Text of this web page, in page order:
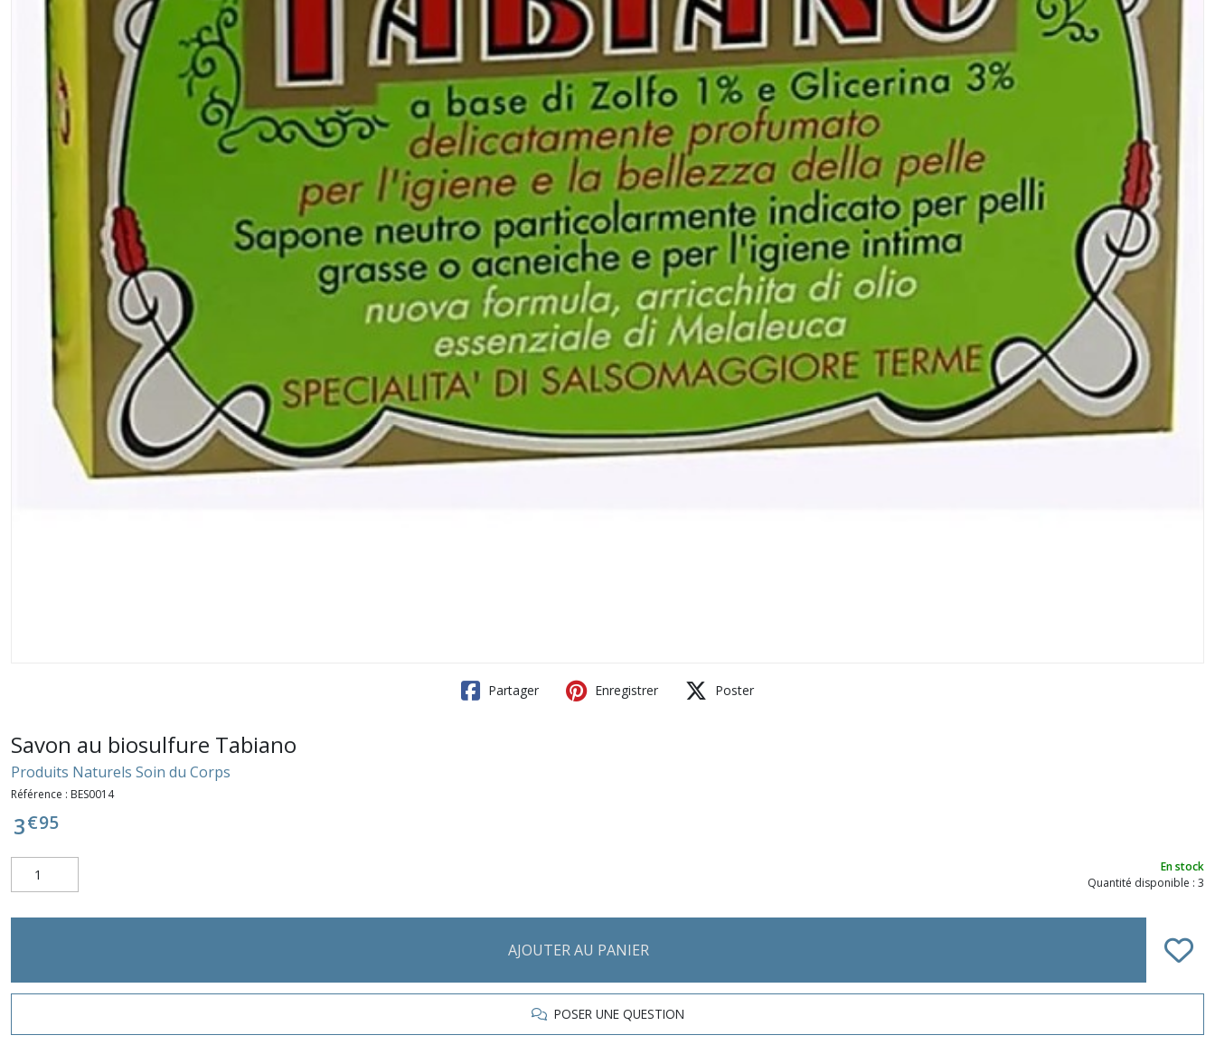
Partager Enregistrer Poster
Savon au biosulfure Tabiano
Produits Naturels Soin du Corps
Référence : BES0014
3€95
En stock
Quantité disponible : 3
AJOUTER AU PANIER
POSER UNE QUESTION